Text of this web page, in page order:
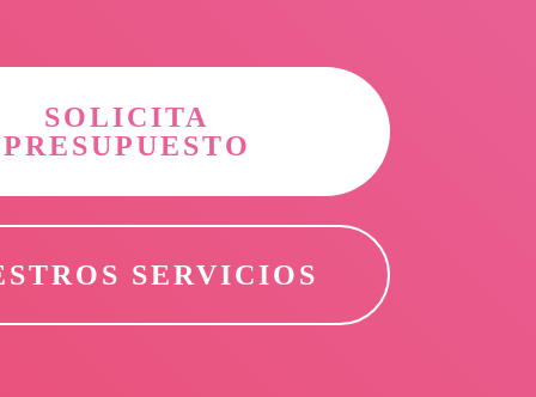
SOLICITA
PRESUPUESTO
SERVICIOS